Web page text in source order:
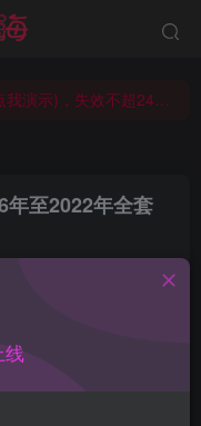
)，失效不超24小时，
示)，失效不超24小时，
年至2022年全套
关注
面
线